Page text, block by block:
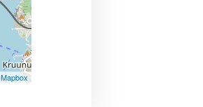
Mapbox